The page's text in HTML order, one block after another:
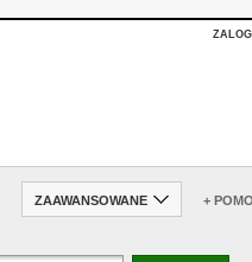
ZAAWANSOWANE +